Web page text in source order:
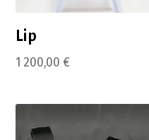
Lip
1 200,00€